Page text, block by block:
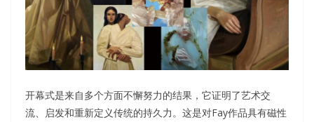
开幕式是来自多个方面不懈努力的结果，它证明了艺术交
流、启发和重新定义传统的持久力。这是对Fay作品具有磁性